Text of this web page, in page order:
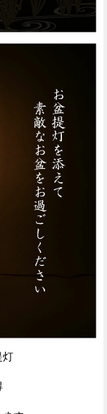
灯